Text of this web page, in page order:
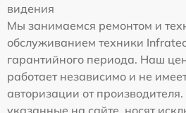
видения
Мы занимаемся ремонтом и
обслуживанием техники
гарантийного периода. Наш
работает независимо и не
авторизации от